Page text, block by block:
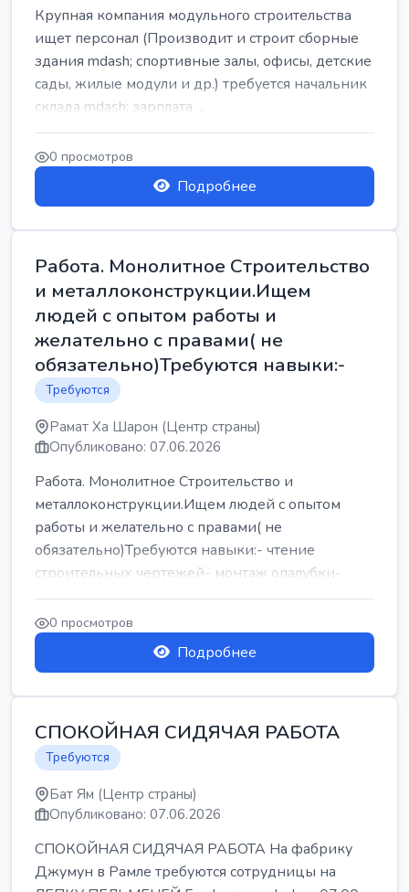
Крупная компания модульного строительства
ищет персонал (Производит и строит сборные
здания mdash; спортивные залы, офисы, детские
сады, жилые модули и др.) требуется начальник
склада mdash; зарплата ...
0 просмотров
Подробнее
Работа. Монолитное Строительство
и металлоконструкции.Ищем
людей с опытом работы и
желательно с правами( не
обязательно)Требуются навыки:-
Требуются
Рамат Ха Шарон (Центр страны)
Опубликовано: 07.06.2026
Работа. Монолитное Строительство и
металлоконструкции.Ищем людей с опытом
работы и желательно с правами( не
обязательно)Требуются навыки:- чтение
строительных чертежей- монтаж опалубки-
армокаркасыОпл...
0 просмотров
Подробнее
СПОКОЙНАЯ СИДЯЧАЯ РАБОТА
Требуются
Бат Ям (Центр страны)
Опубликовано: 07.06.2026
СПОКОЙНАЯ СИДЯЧАЯ РАБОТА На фабрику
Джумун в Рамле требуются сотрудницы на